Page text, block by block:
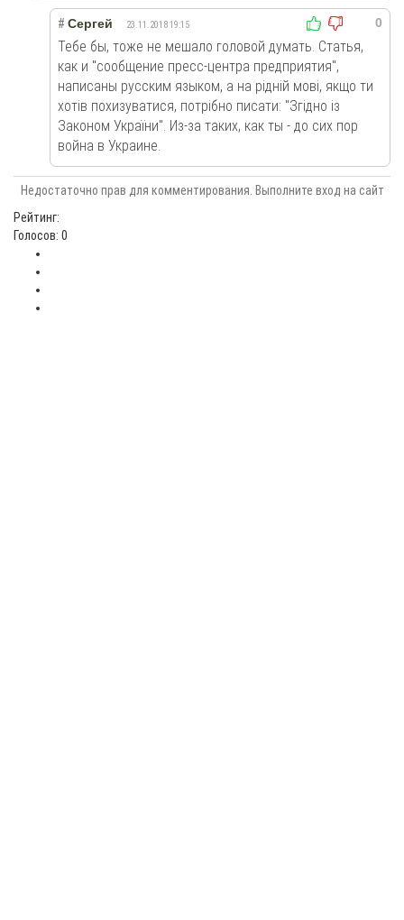
0
# Сергей 23.11.2018 19:15
Тебе бы, тоже не мешало головой думать. Статья,
как и "сообщение пресс-центра предприятия",
написаны русским языком, а на рiднiй мовi, якщо ти
хотів похизуватися, потрібно писати: "Згідно із
Законом України". Из-за таких, как ты - до сих пор
война в Украине.
Недостаточно прав для комментирования. Выполните вход на сайт
Рейтинг:
Голосов: 0